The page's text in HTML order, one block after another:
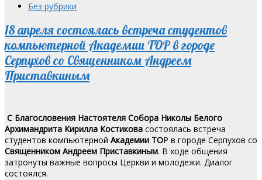
Без рубрики
18 апреля состоялась встреча студентов
компьютерной Академии ТОP в городе
Серпухов со Священником Андреем
Приставкиным
С Благословения Настоятеля Собора Николы Белого
Архимандрита Кирилла Костикова состоялась встреча
студентов компьютерной Академии ТОP в городе Серпухов со
Священником Андреем Приставкиным. В ходе общения
затронуты важные вопросы Церкви и молодежи. Диалог
состоялся.